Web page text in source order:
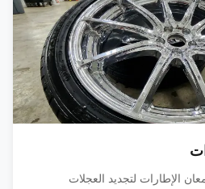
الإطارات لتجديد العجلات